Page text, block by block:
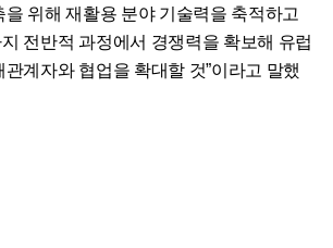
위해 재활용 분야 기술력을 축적하고
전반적 과정에서 경쟁력을 확보해 유럽
계자와 협업을 확대할 것”이라고 말했